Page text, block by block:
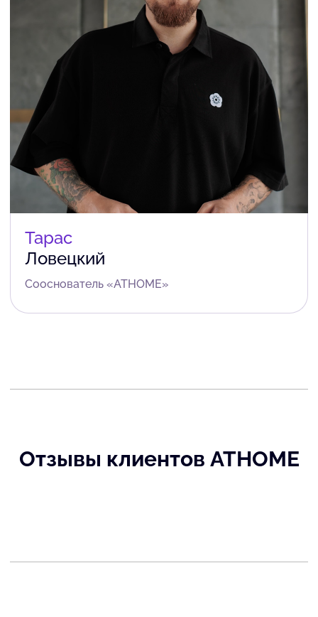
Тарас
Ловецкий
Coоснователь «ATHOME»
Отзывы клиентов ATHOME